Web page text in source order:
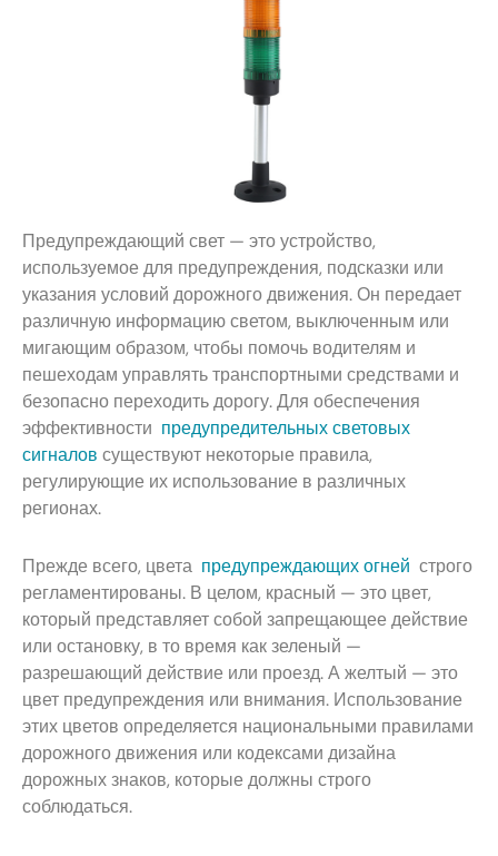
Предупреждающий свет — это устройство,
используемое для предупреждения, подсказки или
указания условий дорожного движения. Он передает
различную информацию светом, выключенным или
мигающим образом, чтобы помочь водителям и
пешеходам управлять транспортными средствами и
безопасно переходить дорогу. Для обеспечения
эффективности предупредительных световых
сигналов существуют некоторые правила,
регулирующие их использование в различных
регионах.
Прежде всего, цвета предупреждающих огней строго
регламентированы. В целом, красный — это цвет,
который представляет собой запрещающее действие
или остановку, в то время как зеленый —
разрешающий действие или проезд. А желтый — это
цвет предупреждения или внимания. Использование
этих цветов определяется национальными правилами
дорожного движения или кодексами дизайна
дорожных знаков, которые должны строго
соблюдаться.